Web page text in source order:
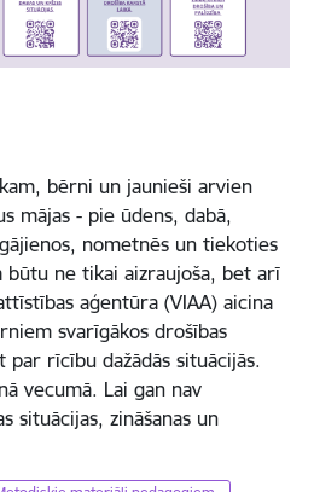
bērni un jaunieši arvien
mājas - pie ūdens, dabā,
nometnēs un tiekoties
būtu ne tikai aizraujoša, bet arī
aģentūra (VIAA) aicina
svarīgākos drošības
par rīcību dažādās situācijās.
vecumā. Lai gan nav
situācijas, zināšanas un